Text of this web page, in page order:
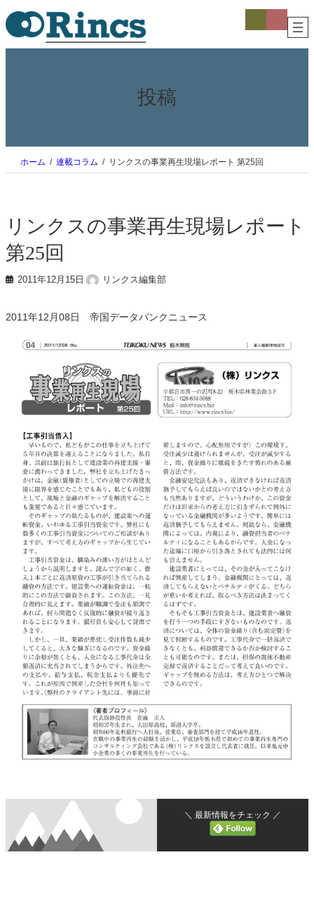
内
容
を
ス
コ
コ
投稿
ホーム 連載コラム リンクスの事業再生現場レポート 第25回
リンクスの事業再生現場レポート
第25回
2011年12月15日 リンクス編集部
2011年12月08日 帝国データバンクニュース
＼ 最新情報をチェック ／